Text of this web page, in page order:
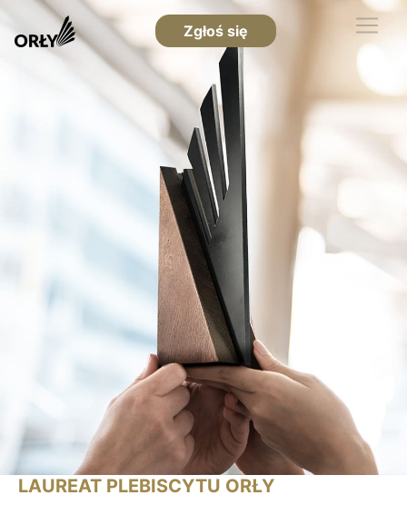
Zgłoś się
LAUREAT PLEBISCYTU ORŁY